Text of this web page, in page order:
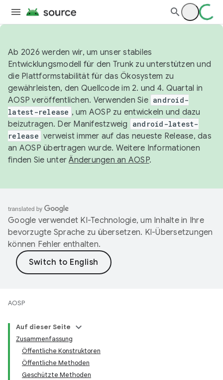
Ab 2026 werden wir, um unser stabiles
Entwicklungsmodell für den Trunk zu unterstützen und
die Plattformstabilität für das Ökosystem zu
gewährleisten, den Quellcode im 2. und 4. Quartal in
AOSP veröffentlichen. Verwenden Sie android-
latest-release , um AOSP zu entwickeln und dazu
beizutragen. Der Manifestzweig
android-latest-
release verweist immer auf das neueste Release, das
an AOSP übertragen wurde. Weitere Informationen
finden Sie unterÄnderungen an AOSP.
Google verwendet KI-Technologie, um Inhalte in Ihre
bevorzugte Sprache zu übersetzen. KI-Übersetzungen
können Fehler enthalten.
AOSP
Auf dieser Seite
Zusammenfassung
Öffentliche Konstruktoren
Öffentliche Methoden
Geschützte Methoden